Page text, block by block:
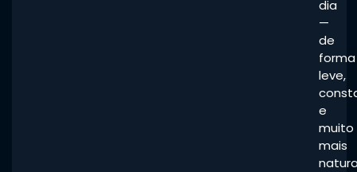
dia
—
de
forma
leve,
e
muito
mais